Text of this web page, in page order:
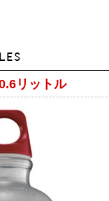
リットル